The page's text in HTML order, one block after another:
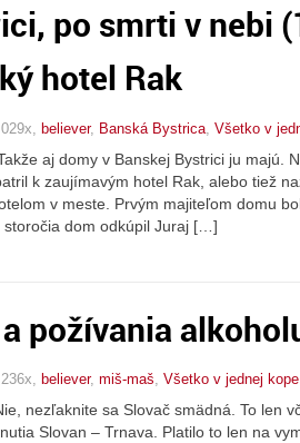
po smrti v nebi
hotel Rak
believer, Banská Bystrica Všetko v
aj domy v Banskej Bystrici ju majú.
k zaujímavým hotel Rak, alebo tiež
v meste. Prvým majiteľom domu
storočia dom odkúpil Juraj […]
požívania
believer, miš-maš, Všetko v jednej kope
nezľaknite sa Slovač smädná. To len
Slovan – Trnava. Platilo to len na